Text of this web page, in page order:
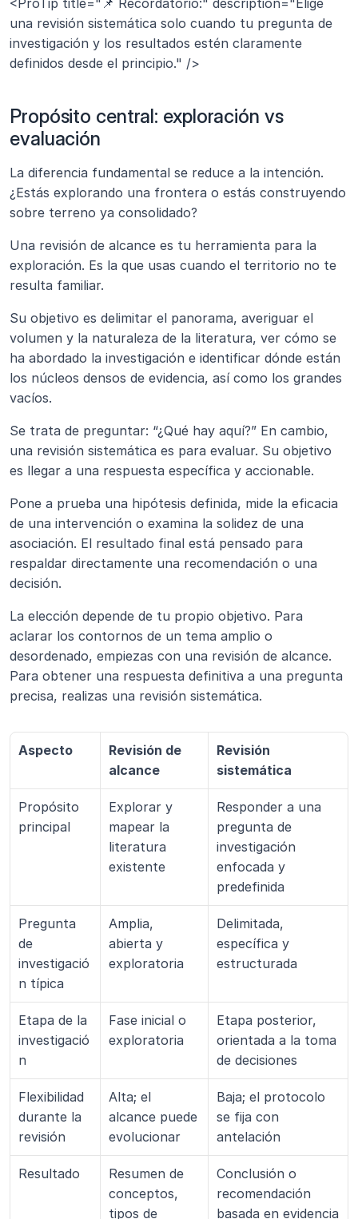
<ProTip title="📌 Recordatorio:" description="Elige
una revisión sistemática solo cuando tu pregunta de
investigación y los resultados estén claramente
definidos desde el principio." />
Propósito central: exploración vs
evaluación
La diferencia fundamental se reduce a la intención.
¿Estás explorando una frontera o estás construyendo
sobre terreno ya consolidado?
Una revisión de alcance es tu herramienta para la
exploración. Es la que usas cuando el territorio no te
resulta familiar.
Su objetivo es delimitar el panorama, averiguar el
volumen y la naturaleza de la literatura, ver cómo se
ha abordado la investigación e identificar dónde están
los núcleos densos de evidencia, así como los grandes
vacíos.
Se trata de preguntar: “¿Qué hay aquí?” En cambio,
una revisión sistemática es para evaluar. Su objetivo
es llegar a una respuesta específica y accionable.
Pone a prueba una hipótesis definida, mide la eficacia
de una intervención o examina la solidez de una
asociación. El resultado final está pensado para
respaldar directamente una recomendación o una
decisión.
La elección depende de tu propio objetivo. Para
aclarar los contornos de un tema amplio o
desordenado, empiezas con una revisión de alcance.
Para obtener una respuesta definitiva a una pregunta
precisa, realizas una revisión sistemática.
Aspecto
Revisión de
alcance
Revisión
sistemática
Propósito
principal
Explorar y
mapear la
literatura
existente
Responder a una
pregunta de
investigación
enfocada y
predefinida
Pregunta
de
investigació
n típica
Amplia,
abierta y
exploratoria
Delimitada,
específica y
estructurada
Etapa de la
investigació
n
Fase inicial o
exploratoria
Etapa posterior,
orientada a la toma
de decisiones
Flexibilidad
durante la
revisión
Alta; el
alcance puede
evolucionar
Baja; el protocolo
se fija con
antelación
Resultado
Resumen de
conceptos,
tipos de
Conclusión o
recomendación
basada en evidencia